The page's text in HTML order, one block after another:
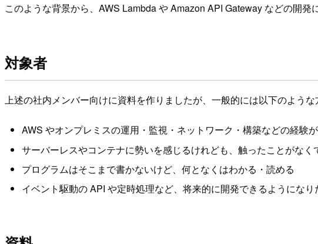
このような背景から、AWS Lambda や Amazon API Gateway などの開
対象者
上述の社内メンバー向けに資料を作りましたが、一般的には以下のような
AWS やオンプレミスの運用・監視・ネットワーク・構築などの経験
サーバーレスやコンテナに勢いを感じるけれども、触ったことがなく
プログラムはそこまで書かないけど、何となくはわかる・読める
イベント駆動の API や定時処理など、将来的に開発できるようになり